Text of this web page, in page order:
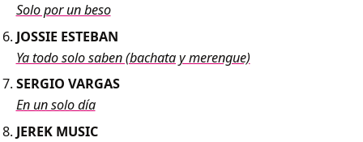
Solo por un beso
JOSSIE ESTEBAN
Ya todo solo saben (bachata y merengue)
SERGIO VARGAS
En un solo día
JEREK MUSIC